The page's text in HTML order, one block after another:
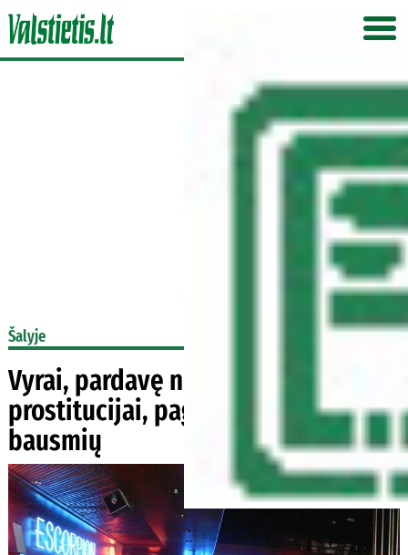
Šalyje
Vyrai, pardavę nepilnametę
prostitucijai, pagaliau sulaukė
bausmių